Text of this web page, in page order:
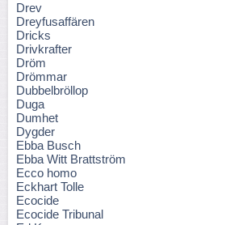
Drev
Dreyfusaffären
Dricks
Drivkrafter
Dröm
Drömmar
Dubbelbröllop
Duga
Dumhet
Dygder
Ebba Busch
Ebba Witt Brattström
Ecco homo
Eckhart Tolle
Ecocide
Ecocide Tribunal